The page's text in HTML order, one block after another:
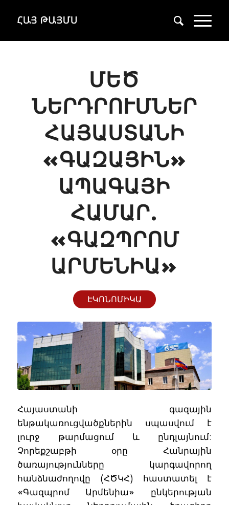
ՄԵԾ
ՆԵՐԴՐՈՒՄՆԵՐ
ՀԱՅԱՍՏԱՆԻ
«ԳԱԶԱՅԻՆ»
ԱՊԱԳԱՅԻ
ՀԱՄԱՐ.
«ԳԱԶՊՐՈՄ
ԱՐՄԵՆԻԱ»
ԷԿՈՆՈՄԻԿԱ
Հայաստանի գազային
ենթակառուցվածքներին սպասվում է
լուրջ թարմացում և ընդլայնում:
Չորեքշաբթի օրը Հանրային
ծառայությունները կարգավորող
հանձնաժողովը (ՀԾԿՀ) հաստատել է
«Գազպրոմ Արմենիա» ընկերության